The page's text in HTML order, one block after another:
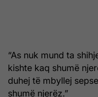
“As nuk mund ta
kishte kaq shumë
duhej të mbyllej
shumë njerëz.”